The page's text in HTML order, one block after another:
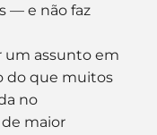
— e não faz
um assunto em
do que muitos
no
maior